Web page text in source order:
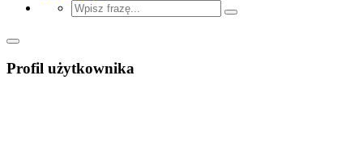
Profil użytkownika